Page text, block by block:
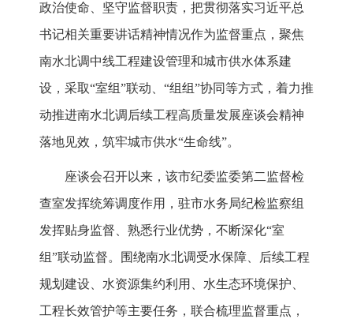
政治使命、坚守监督职责，把贯彻落实习近平总
书记相关重要讲话精神情况作为监督重点，聚焦
南水北调中线工程建设管理和城市供水体系建
设，采取“室组”联动、“组组”协同等方式，着力推
动推进南水北调后续工程高质量发展座谈会精神
落地见效，筑牢城市供水“生命线”。
座谈会召开以来，该市纪委监委第二监督检
查室发挥统筹调度作用，驻市水务局纪检监察组
发挥贴身监督、熟悉行业优势，不断深化“室
组”联动监督。围绕南水北调受水保障、后续工程
规划建设、水资源集约利用、水生态环境保护、
工程长效管护等主要任务，联合梳理监督重点，